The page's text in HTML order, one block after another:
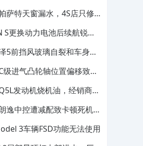
萨特天窗漏水，4S店只修
S更换动力电池后续航锐
5前挡风玻璃自裂和车身多
级进气凸轮轴位置偏移致发
发动机烧机油，经销商推
逸中控遭减配致卡顿死机，
3车辆FSD功能无法使用